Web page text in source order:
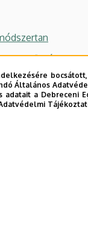
előadás
a gazdaság-
bevezetés a
Általános
adatait a